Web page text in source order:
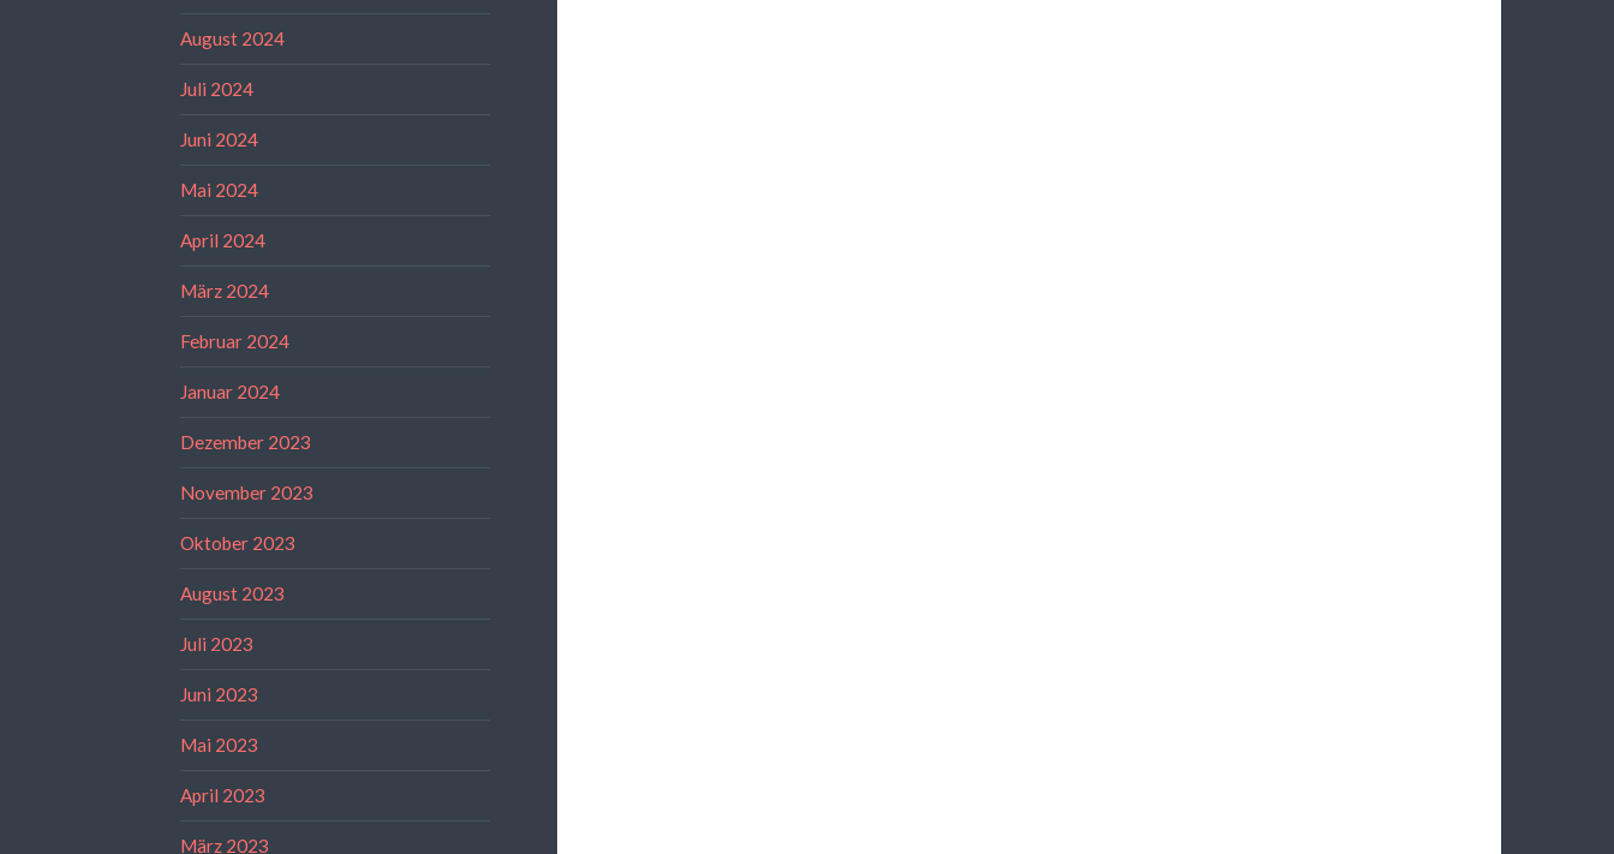
August 2024
Juli 2024
Juni 2024
Mai 2024
April 2024
März 2024
Februar 2024
Januar 2024
Dezember 2023
November 2023
Oktober 2023
August 2023
Juli 2023
Juni 2023
Mai 2023
April 2023
März 2023